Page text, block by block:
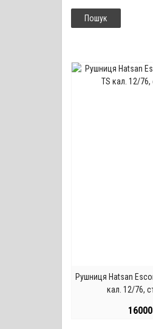
Рушниця Hatsan
кал. 12/76,